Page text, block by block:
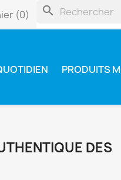
(0) search
PRODUITS
DES